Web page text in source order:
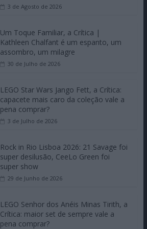
3 de Agosto de 2026
Um Toque Familiar, a Crítica |
Kathleen Chalfant é um espanto, um
assombro, um milagre
30 de Julho de 2026
LEGO Star Wars Jango Fett, a Crítica:
capacete mais caro da coleção vale a
pena comprar?
3 de Julho de 2026
Rock in Rio Lisboa 2026: 21 Savage foi
super desilusão, CeeLo Green foi
super show
29 de Junho de 2026
LEGO Senhor dos Anéis Minas Tirith, a
Crítica: maior set de sempre vale a
pena comprar?